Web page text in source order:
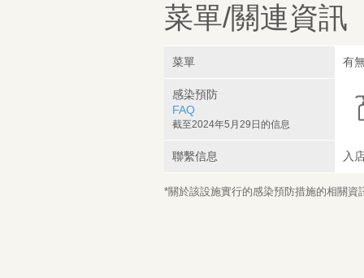
菜單/關連資訊
菜單 有
感染預防
FAQ
截至2024年5月29日的信息
聯繫信息 入
*關於該設施實行的感染預防措施的相關資